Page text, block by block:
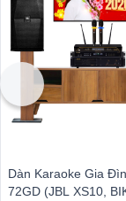
Dàn Karaoke Gia
72GD (JBL XS10,